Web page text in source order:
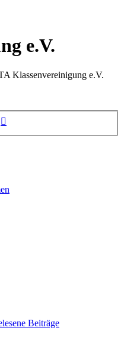
e.V.
Klassenvereinigung e.V.
Beiträge